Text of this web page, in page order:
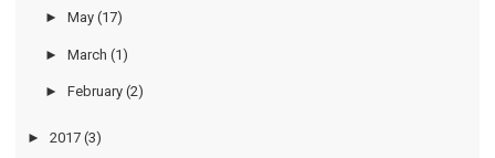
► May (17)
► March (1)
► February (2)
► 2017 (3)